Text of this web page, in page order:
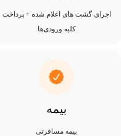
اجرای گشت های اعلام شده + پرداخت
کلیه ورودی‌ها
بیمه
بیمه مسافرتی